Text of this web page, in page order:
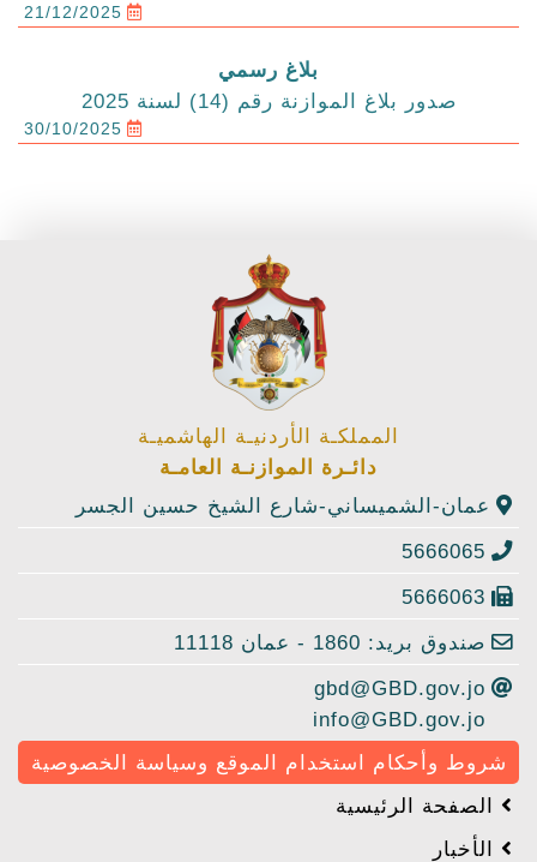
21/12/2025
بلاغ رسمي
صدور بلاغ الموازنة رقم (14) لسنة 2025
30/10/2025
المملكـة الأردنيـة الهاشميـة
دائـرة الموازنـة العامـة
عمان-الشميساني-شارع الشيخ حسين الجسر
5666065
5666063
صندوق بريد: 1860 - عمان 11118
gbd@GBD.gov.jo
info@GBD.gov.jo
شروط وأحكام استخدام الموقع وسياسة الخصوصية
الصفحة الرئيسية
الأخبار